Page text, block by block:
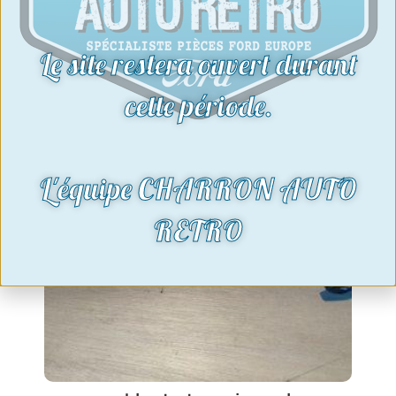
Le site restera ouvert durant
cette période.
L'équipe CHARRON AUTO
RETRO